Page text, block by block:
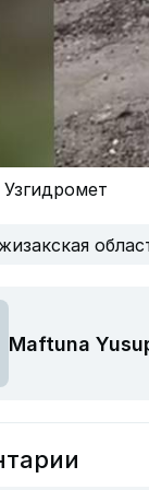
Maftuna